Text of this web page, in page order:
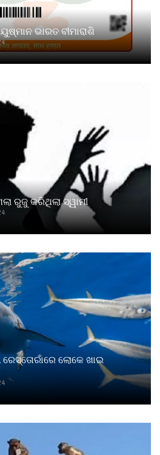
ଭାରତ ବୀମାରାଶି
ରୁଜୁ କରିଥିଲା ସ୍ୱାମୀ
ରେସ୍ତୋରାଁରେ ଲୋକେ ଖାଇ